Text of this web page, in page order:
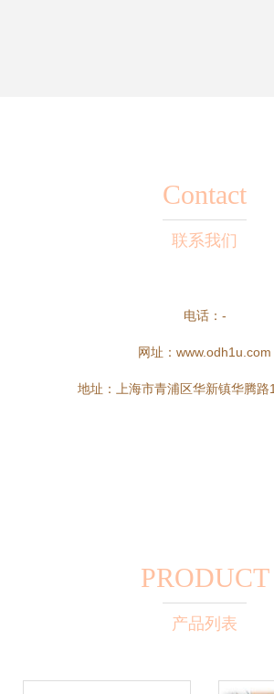
Contact
联系我们
电话：-
网址： www.odh1u.com
地址：上海市青浦区华新镇华腾路
PRODUCT
产品列表